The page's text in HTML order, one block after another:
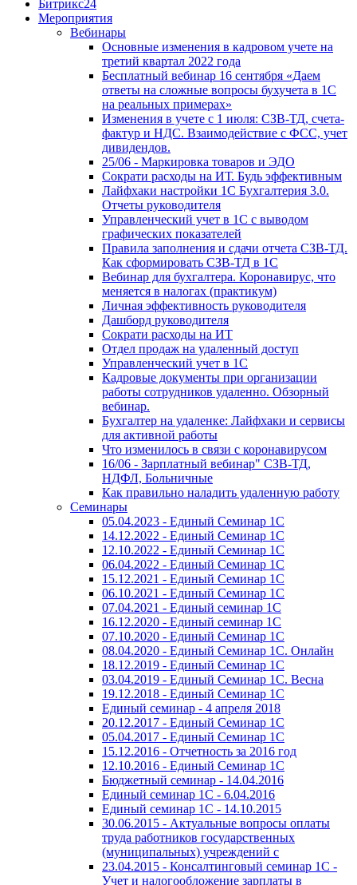
Битрикс24
Мероприятия
Вебинары
Основные изменения в кадровом учете на
третий квартал 2022 года
Бесплатный вебинар 16 сентября «Даем
ответы на сложные вопросы бухучета в 1С
на реальных примерах»
Изменения в учете с 1 июля: СЗВ-ТД, счета-
фактур и НДС. Взаимодействие с ФСС, учет
дивидендов.
25/06 - Маркировка товаров и ЭДО
Сократи расходы на ИТ. Будь эффективным
Лайфхаки настройки 1С Бухгалтерия 3.0.
Отчеты руководителя
Управленческий учет в 1С с выводом
графических показателей
Правила заполнения и сдачи отчета СЗВ-ТД.
Как сформировать СЗВ-ТД в 1С
Вебинар для бухгалтера. Коронавирус, что
меняется в налогах (практикум)
Личная эффективность руководителя
Дашборд руководителя
Сократи расходы на ИТ
Отдел продаж на удаленный доступ
Управленческий учет в 1С
Кадровые документы при организации
работы сотрудников удаленно. Обзорный
вебинар.
Бухгалтер на удаленке: Лайфхаки и сервисы
для активной работы
Что изменилось в связи с коронавирусом
16/06 - Зарплатный вебинар" СЗВ-ТД,
НДФЛ, Больничные
Как правильно наладить удаленную работу
Семинары
05.04.2023 - Единый Семинар 1С
14.12.2022 - Единый Семинар 1С
12.10.2022 - Единый Семинар 1С
06.04.2022 - Единый Семинар 1С
15.12.2021 - Единый Семинар 1С
06.10.2021 - Единый Семинар 1С
07.04.2021 - Единый семинар 1С
16.12.2020 - Единый семинар 1С
07.10.2020 - Единый Семинар 1С
08.04.2020 - Единый Семинар 1С. Онлайн
18.12.2019 - Единый Семинар 1С
03.04.2019 - Единый Семинар 1С. Весна
19.12.2018 - Единый Семинар 1С
Единый семинар - 4 апреля 2018
20.12.2017 - Единый Семинар 1С
05.04.2017 - Единый Семинар 1С
15.12.2016 - Отчетность за 2016 год
12.10.2016 - Единый Семинар 1С
Бюджетный семинар - 14.04.2016
Единый семинар 1С - 6.04.2016
Единый семинар 1С - 14.10.2015
30.06.2015 - Актуальные вопросы оплаты
труда работников государственных
(муниципальных) учреждений с
23.04.2015 - Консалтинговый семинар 1С -
Учет и налогообложение зарплаты в